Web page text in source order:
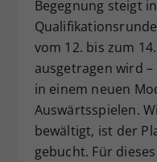
Begegnung steigt
vom 12. bis zum
ausgetragen wird
in einem neuen
Auswärtsspielen.
bewältigt, ist der
gebucht. Für